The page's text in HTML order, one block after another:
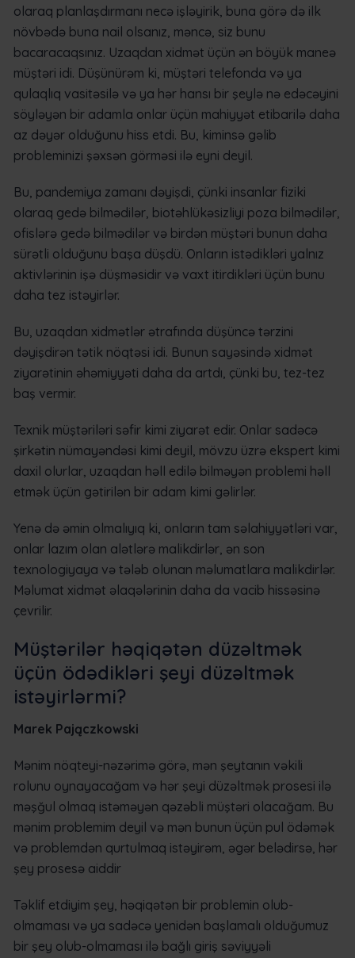
olaraq planlaşdırmanı necə işləyirik, buna görə də ilk
növbədə buna nail olsanız, məncə, siz bunu
bacaracaqsınız. Uzaqdan xidmət üçün ən böyük maneə
müştəri idi. Düşünürəm ki, müştəri telefonda və ya
qulaqlıq vasitəsilə və ya hər hansı bir şeylə nə edəcəyini
söyləyən bir adamla onlar üçün mahiyyət etibarilə daha
az dəyər olduğunu hiss etdi. Bu, kiminsə gəlib
probleminizi şəxsən görməsi ilə eyni deyil.
Bu, pandemiya zamanı dəyişdi, çünki insanlar fiziki
olaraq gedə bilmədilər, biotəhlükəsizliyi poza bilmədilər,
ofislərə gedə bilmədilər və birdən müştəri bunun daha
sürətli olduğunu başa düşdü. Onların istədikləri yalnız
aktivlərinin işə düşməsidir və vaxt itirdikləri üçün bunu
daha tez istəyirlər.
Bu, uzaqdan xidmətlər ətrafında düşüncə tərzini
dəyişdirən tətik nöqtəsi idi. Bunun sayəsində xidmət
ziyarətinin əhəmiyyəti daha da artdı, çünki bu, tez-tez
baş vermir.
Texnik müştəriləri səfir kimi ziyarət edir. Onlar sadəcə
şirkətin nümayəndəsi kimi deyil, mövzu üzrə ekspert kimi
daxil olurlar, uzaqdan həll edilə bilməyən problemi həll
etmək üçün gətirilən bir adam kimi gəlirlər.
Yenə də əmin olmalıyıq ki, onların tam səlahiyyətləri var,
onlar lazım olan alətlərə malikdirlər, ən son
texnologiyaya və tələb olunan məlumatlara malikdirlər.
Məlumat xidmət əlaqələrinin daha da vacib hissəsinə
çevrilir.
Müştərilər həqiqətən düzəltmək
üçün ödədikləri şeyi düzəltmək
istəyirlərmi?
Marek Pajączkowski
Mənim nöqteyi-nəzərimə görə, mən şeytanın vəkili
rolunu oynayacağam və hər şeyi düzəltmək prosesi ilə
məşğul olmaq istəməyən qəzəbli müştəri olacağam. Bu
mənim problemim deyil və mən bunun üçün pul ödəmək
və problemdən qurtulmaq istəyirəm, əgər belədirsə, hər
şey prosesə aiddir
Təklif etdiyim şey, həqiqətən bir problemin olub-
olmaması və ya sadəcə yenidən başlamalı olduğumuz
bir şey olub-olmaması ilə bağlı giriş səviyyəli